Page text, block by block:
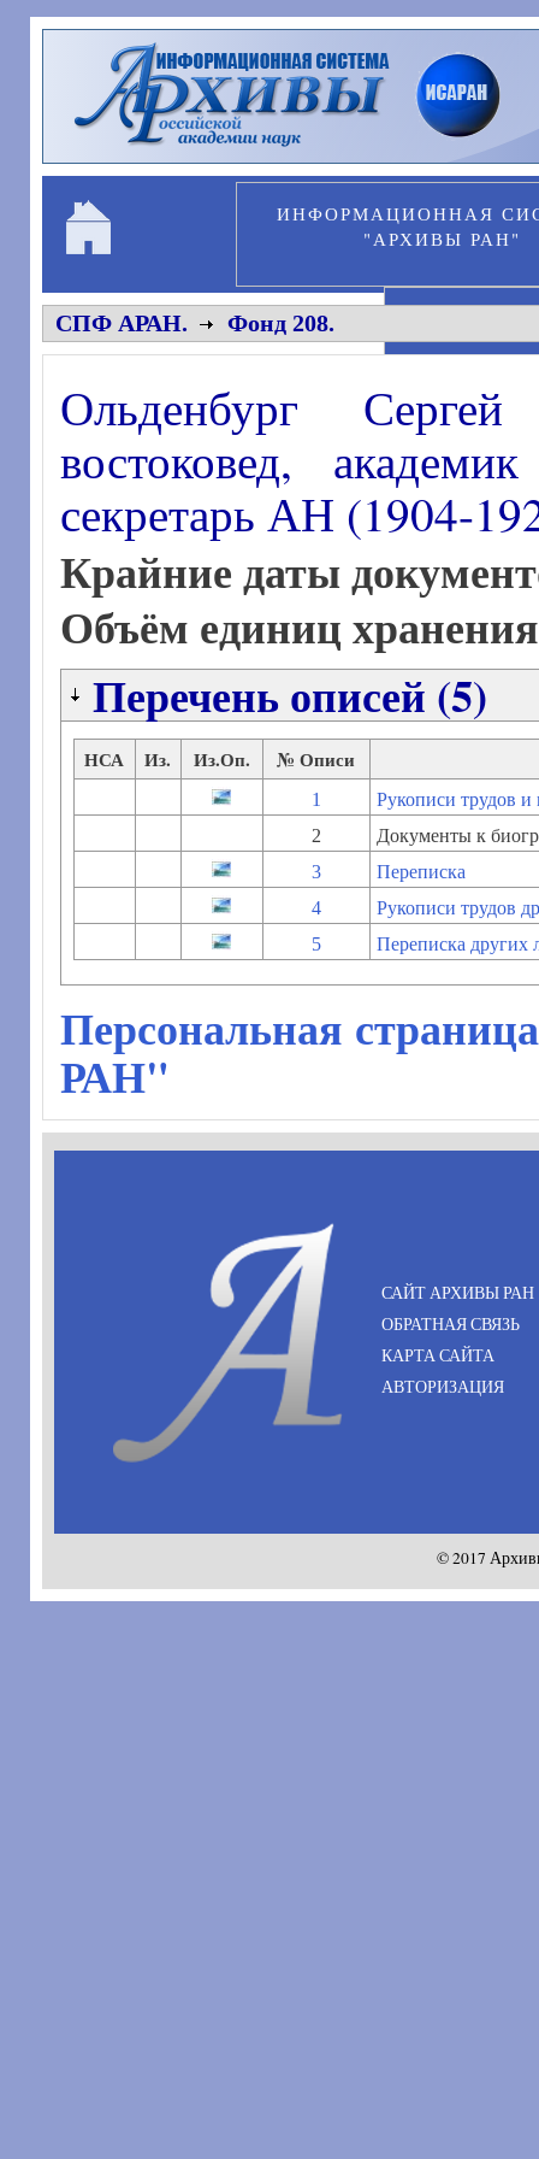
Перейти к основному содержанию
ИНФОРМАЦИОННАЯ
"АРХИВЫ РАН"
СПФ АРАН. Фонд 208.
Ольденбург
востоковед,
секретарь АН (1904-
Крайние даты
Объём единиц
Перечень описей (5)
НСА Из. Из.Оп. № Описи
1
Рукописи трудов
2
Документы к
3
Переписка
4
Рукописи трудов
5
Переписка других
Персональная
РАН"
САЙТ АРХИВЫ РАН
ОБРАТНАЯ СВЯЗЬ
КАРТА САЙТА
АВТОРИЗАЦИЯ
© 2017